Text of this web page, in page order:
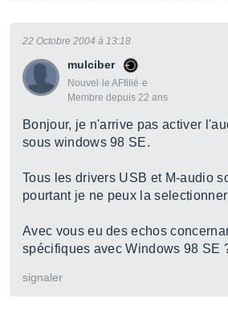
mulciber
Nouvel·le AFfilié·e
Membre depuis 22 ans
22 Octobre 2004 à 13:18
Bonjour, je n'arrive pas activer
sous windows 98 SE.
Tous les drivers USB et M-audio
pourtant je ne peux la
Avec vous eu des echos
spécifiques avec Windows 98 SE
signaler